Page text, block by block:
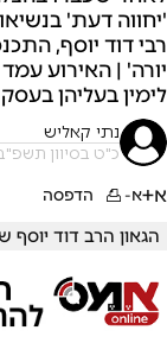
'יחווה דעת'
רבי דוד יוסף,
יורה' | האירוע
לימין בעליהן
נתי קאליש
כ"ט בסיוון תשפ"ב, 28/06/22
א+א- הדפסה
הגאון הרב דוד יוסף